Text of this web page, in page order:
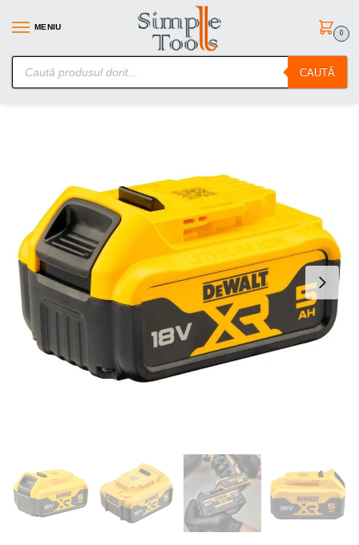
MENIU
CAUTĂ
0
SimpleTools.ro – Gasesti orice – Comanzi simplu
Prima pagină
Accesorii scule si unelte Acumulatoare si incarcatoare unelte